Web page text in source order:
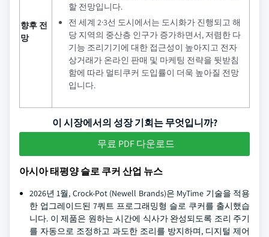
향후 전
망
할 전망입니다.
전 세계 2·3선 도시에서는 도시화가 진행되고 해
당 지역의 중산층 인구가 증가하면서, 저렴한 다
기능 조리기기에 대한 접근성이 높아지고 전자
상거래가 온라인 판매 및 마케팅 전략을 뒷받침
함에 따라 멀티쿠커 도입률이 더욱 높아질 전망
입니다.
이 시장에서의 성장 기회는 무엇입니까?
무료 PDF 다운로드
아시아 태평양 슬로 쿠커 산업 뉴스
2026년 1월, Crock-Pot (Newell Brands)은 MyTime 기술을 적용
한 업그레이드된 7쿼트 프로그래밍형 슬로 쿠커를 출시했습
니다. 이 제품은 원하는 시간에 식사가 완성되도록 조리 주기
를 자동으로 조정하고 과도한 조리를 방지하며, 디지털 제어